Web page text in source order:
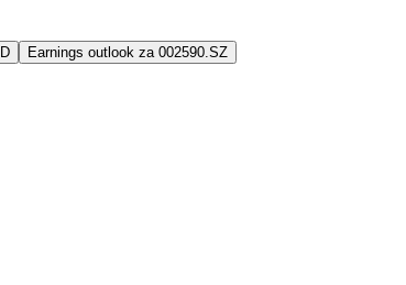
Earnings outlook za 002590.SZ